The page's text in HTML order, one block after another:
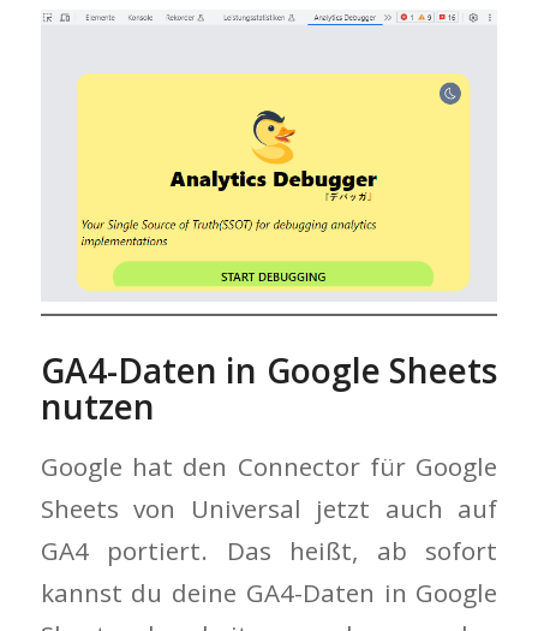
GA4-Daten in Google Sheets
nutzen
Google hat den Connector für Google
Sheets von Universal jetzt auch auf
GA4 portiert. Das heißt, ab sofort
kannst du deine GA4-Daten in Google